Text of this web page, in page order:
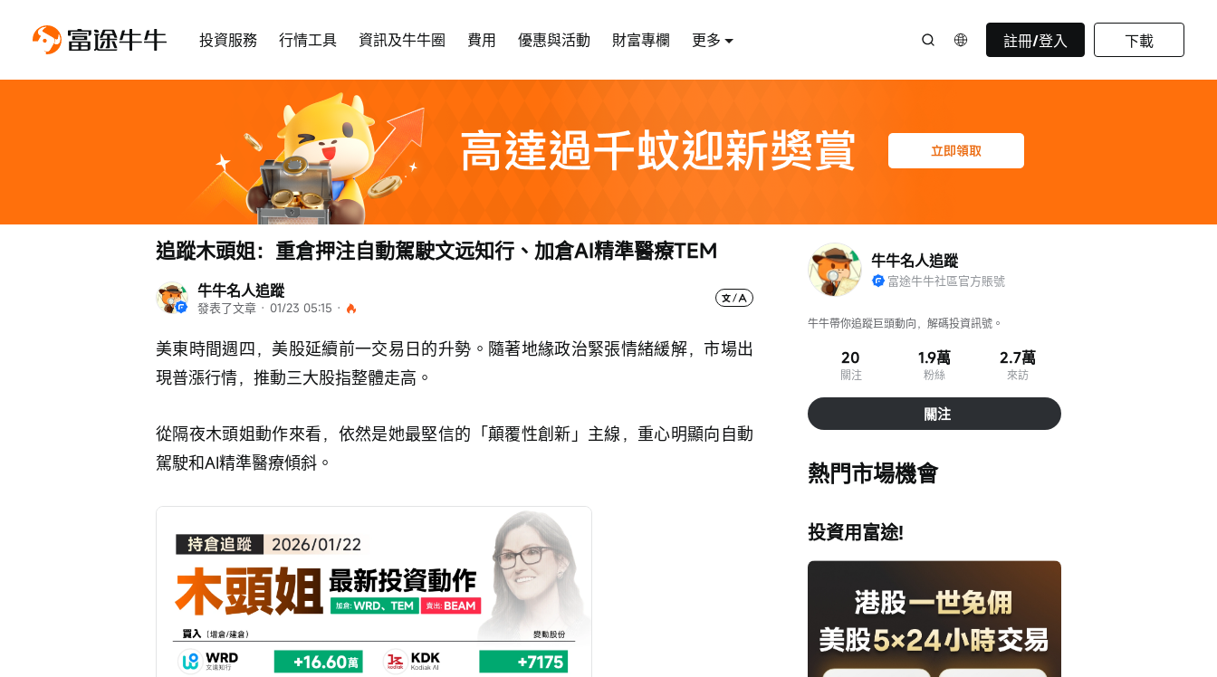
投資服務 行情工具 資訊及牛牛圈 費用 優惠與活動 財富專欄 更多 註冊/登入 下載
牛牛名人追蹤
發表了文章 · 01/23 05:15 ·
追蹤木頭姐：重倉押注自動駕駛文远知行、加倉AI精準醫療TEM
美東時間週四，美股延續前一交易日的升勢。隨著地緣政治緊張情緒緩解，市場出
現普漲行情，推動三大股指整體走高。
從隔夜木頭姐動作來看，依然是她最堅信的「顛覆性創新」主線，重心明顯向自動
駕駛和AI精準醫療傾斜。
牛牛名人追蹤
富途牛牛社區官方賬號
牛牛帶你追蹤巨頭動向，解碼投資訊號。
20
關注
1.9萬
粉絲
2.7萬
來訪
關注
熱門市場機會
投資用富途!